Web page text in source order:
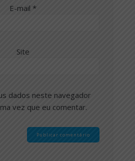
E-mail *
Site
dados neste navegador
vez que eu comentar.